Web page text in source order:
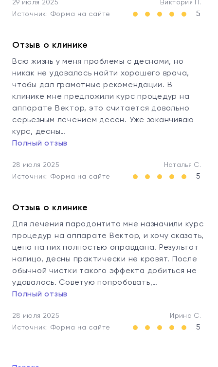
29 июля 2025
Виктория П.
Источник: Форма на сайте
5
Отзыв о клинике
Всю жизнь у меня проблемы с деснами, но
никак не удавалось найти хорошего врача,
чтобы дал грамотные рекомендации. В
клинике мне предложили курс процедур на
аппарате Вектор, это считается довольно
серьезным лечением десен. Уже заканчиваю
курс, десны…
Полный отзыв
28 июля 2025
Наталья С.
Источник: Форма на сайте
5
Отзыв о клинике
Для лечения пародонтита мне назначили курс
процедур на аппарате Вектор, и хочу сказать,
цена на них полностью оправдана. Результат
налицо, десны практически не кровят. После
обычной чистки такого эффекта добиться не
удавалось. Советую попробовать,…
Полный отзыв
28 июля 2025
Ирина C.
Источник: Форма на сайте
5